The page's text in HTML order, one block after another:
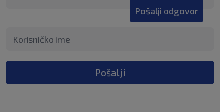
Pošalji odgovor
Pošalji